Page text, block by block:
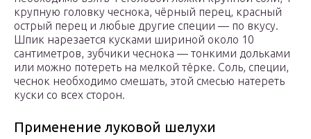
крупную головку чеснока, чёрный перец, красный
острый перец и любые другие специи — по вкусу.
Шпик нарезается кусками шириной около 10
сантиметров, зубчики чеснока — тонкими дольками
или можно потереть на мелкой тёрке. Соль, специи,
чеснок необходимо смешать, этой смесью натереть
куски со всех сторон.
Применение луковой шелухи